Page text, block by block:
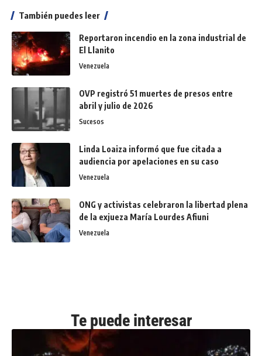
También puedes leer
Reportaron incendio en la zona industrial de
El Llanito
Venezuela
OVP registró 51 muertes de presos entre
abril y julio de 2026
Sucesos
Linda Loaiza informó que fue citada a
audiencia por apelaciones en su caso
Venezuela
ONG y activistas celebraron la libertad plena
de la exjueza María Lourdes Afiuni
Venezuela
Te puede interesar